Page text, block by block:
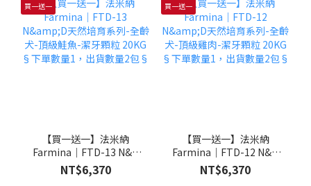
買一送一
【買一送一】法米納
Farmina｜FTD-13 N&D
天然培育系列-全齡犬-頂級
鮭魚-潔牙顆粒 20KG §下
NT$6,370
買一送一
【買一送一】法米納
Farmina｜FTD-12 N&D
天然培育系列-全齡犬-頂級
雞肉-潔牙顆粒 20KG §下
NT$6,370